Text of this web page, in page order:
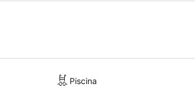
Piscina